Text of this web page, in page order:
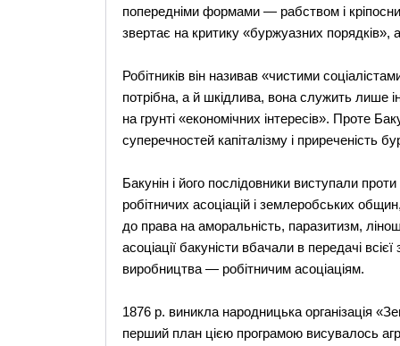
попередніми формами — рабством і
звертає на критику «буржуазних порядків»,
Робітників він називав «чистими
потрібна, а й шкідлива, вона служить лише
на грунті «економічних інтересів». Проте
суперечностей капіталізму і приреченість
Бакунін і його послідовники виступали
робітничих асоціацій і землеробських
до права на аморальність, паразитизм,
асоціації бакуністи вбачали в передачі
виробництва — робітничим асоціаціям.
1876 p. виникла народницька організація
перший план цією програмою висувалось